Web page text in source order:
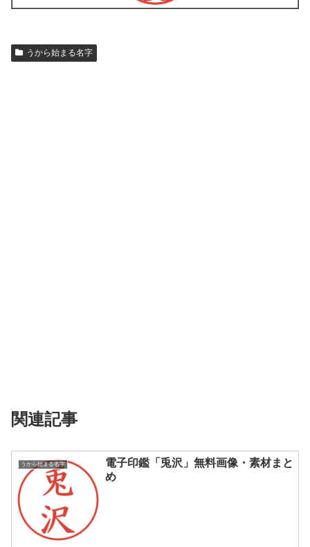
うから始まる名字
関連記事
うから始まる名字
電子印鑑「兎沢」無料画像・素材まと
め